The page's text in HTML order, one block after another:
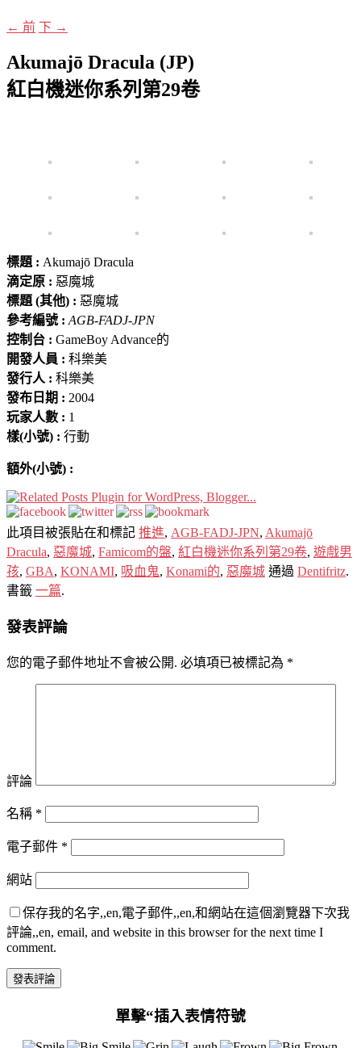
← 前 下 →
Akumajō Dracula (JP)
紅白機迷你系列第29卷
標題 : Akumajō Dracula
滴定原 : 惡魔城
標題 (其他) : 惡魔城
參考編號 : AGB-FADJ-JPN
控制台 : GameBoy Advance的
開發人員 : 科樂美
發行人 : 科樂美
發布日期 : 2004
玩家人數 : 1
樣(小號) : 行動
額外(小號) :
此項目被張貼在和標記 推進, AGB-FADJ-JPN, Akumajō
Dracula, 惡魔城, Famicom的盤, 紅白機迷你系列第29卷, 遊戲男
孩, GBA, KONAMI, 吸血鬼, Konami的, 惡魔城 通過 Dentifritz.
書籤 一篇.
發表評論
您的電子郵件地址不會被公開. 必填項已被標記為 *
評論
名稱 *
電子郵件 *
網站
保存我的名字,,en,電子郵件,,en,和網站在這個瀏覽器下次我
評論,,en, email, and website in this browser for the next time I
comment.
單擊“插入表情符號